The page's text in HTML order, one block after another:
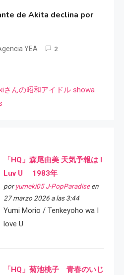
de Akita declina por
YEA 2
さんの昭和アイドル showa
「HQ」森尾由美 天気予報は I
Luv U 1983年
por yumeki05 J-PopParadiseen
27 marzo 2026 a las 3:44
Yumi Morio / Tenkeyoho wa I
love U
「HQ」菊池桃子 青春のいじ